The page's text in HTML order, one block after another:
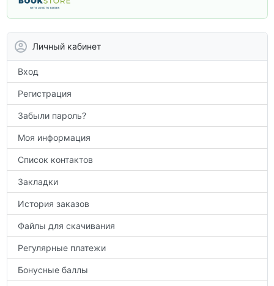
Личный кабинет
Вход
Регистрация
Забыли пароль?
Моя информация
Список контактов
Закладки
История заказов
Файлы для скачивания
Регулярные платежи
Бонусные баллы